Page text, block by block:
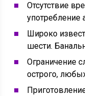
Отсутствие
употребление
Широко
шести.
Ограничение
острого,